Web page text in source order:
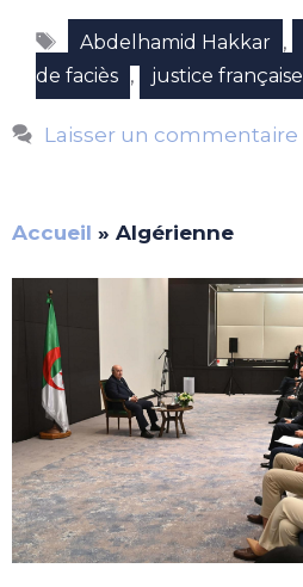
Étiquettes
Abdelhamid Hakkar ,
de faciès , justice française
Laisser un commentaire
Accueil » Algérienne